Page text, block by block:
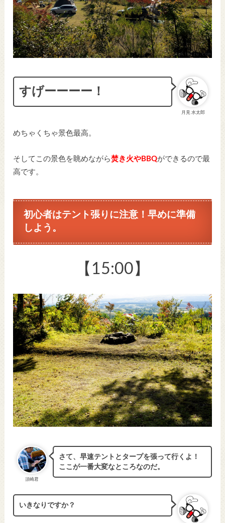
月見 水太郎
すげーーーー！
めちゃくちゃ景色最高。
そしてこの景色を眺めながら焚き火やBBQができるので最
高です。
初心者はテント張りに注意！早めに準備
しよう。
【15:00】
須崎君
さて、早速テントとタープを張って行くよ！
ここが一番大変なところなのだ。
いきなりですか？